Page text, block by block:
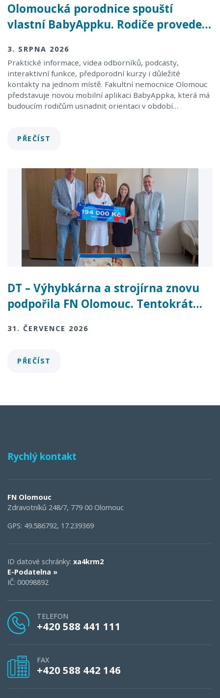
Olomoucká porodnice spouští
vlastní BabyAppku. Rodiče provede…
3. SRPNA 2026
Praktické informace, videa odborníků, podcasty,
interaktivní funkce, předporodní kurzy i důležité
kontakty na jednom místě. Fakultní nemocnice Olomouc
představuje novou mobilní aplikaci BabyAppka, která má
budoucím rodičům usnadnit orientaci v období…
PŘEČÍST
DT – Výhybkárna a strojírna znovu
podpořila FN Olomouc. Tentokrát…
31. ČERVENCE 2026
PŘEČÍST
Rychlý kontakt
FN Olomouc
Zdravotníků 248/7, 779 00 Olomouc
GPS: 49.586792, 17.239369
ID datové schránky: xa4krm2
E-Podatelna »
IČ: 00098892
TELEFON
+420 588 441 111
FAX
+420 588 442 146